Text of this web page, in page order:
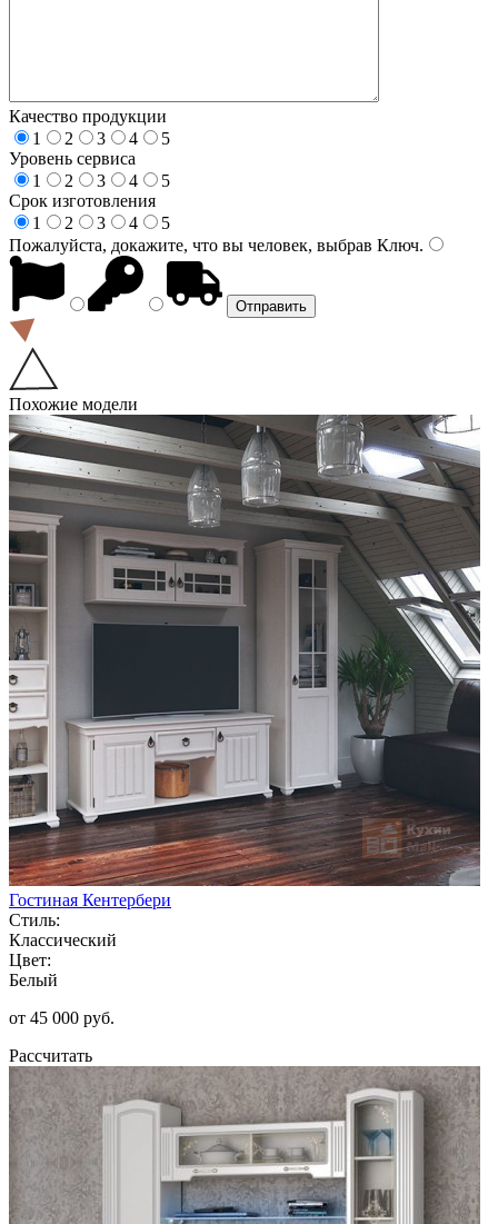
Качество продукции
1
2 3 4
5
Уровень сервиса
1
2 3 4
5
Срок изготовления
1
2 3 4
5
Пожалуйста, докажите, что вы человек, выбрав Ключ.
Похожие модели
Гостиная Кентербери
Стиль:
Классический
Цвет:
Белый
от 45 000 руб.
Рассчитать